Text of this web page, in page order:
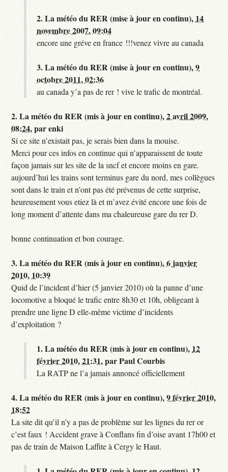
2.La météo du RER (mise à jour en continu), 14
novembre 2007, 09:04
encore une gréve en france !!!venez vivre au canada
3.La météo du RER (mise à jour en continu),9
octobre 2011, 02:36
au canada y’a pas de rer ! vive le trafic de montréal.
2.La météo du RER (mis à jour en continu),2 avril 2009,
08:24,parenki
Si ce site n’existait pas, je serais bien dans la mouise.
Merci pour ces infos en continue qui n’apparaissent de toute
façon jamais sur les site de la sncf et encore moins en gare.
aujourd’hui les trains sont terminus gare du nord, mes collègues
sont dans le train et n’ont pas été prévenus de cette surprise,
heureusement vous etiez là et m’avez évité encore une fois de
long moment d’attente dans ma chaleureuse gare du rer D.
bonne continuation et bon courage.
3.La météo du RER (mis à jour en continu),6 janvier
2010, 10:39
Quid de l’incident d’hier (5 janvier 2010) où la panne d’une
locomotive a bloqué le trafic entre 8h30 et 10h, obligeant à
prendre une ligne D elle-même victime d’incidents
d’exploitation ?
1.La météo du RER (mis à jour en continu), 12
février 2010, 21:31,parPaul Courbis
La RATP ne l’a jamais annoncé officiellement
4.La météo du RER (mis à jour en continu),9 février 2010,
18:52
La site dit qu’il n’y a pas de problème sur les lignes du rer or
c’est faux ! Accident grave à Conflans fin d’oise avant 17h00 et
pas de train de Maison Laffite à Cergy le Haut.